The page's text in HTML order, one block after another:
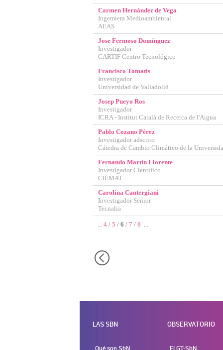
Carmen Hernández de Vega
Ingemiera Medioambiental
AEAS
Jose Fermoso Domínguez
Investigador
CARTIF Centro Tecnológico
Francisco Tomatis
Investigador
Universidad de Valladolid
Josep Pueyo Ros
Investigador
ICRA - Institut Català de Recerca de l'Aigua
Pablo Cozano Pérez
Investigador adscrito
Cátedra de Cambio Climático de la
Fernando Martin Llorente
Investigador Científico
CIEMAT
Carolina Cantergiani
Investigador Senior
Tecnalia
4 / 5 / 6 / 7 / 8
LAS SBN
Qué son SbN
OBSERVATORIO
El GT-SbN